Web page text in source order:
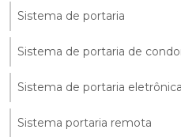
Sistema de portaria
Sistema de portaria de
Sistema de portaria eletrônica
Sistema portaria remota